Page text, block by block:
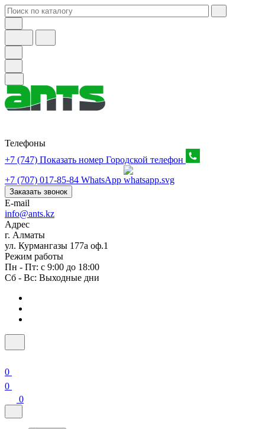
Телефоны
+7 (747) Показать номер Городской телефон
+7 (707) 017-85-84 WhatsApp
Заказать звонок
E-mail
info@ants.kz
Адрес
г. Алматы
ул. Курмангазы 177а оф.1
Режим работы
Пн - Пт: с 9:00 до 18:00
Сб - Вс: Выходные дни
0
0
0